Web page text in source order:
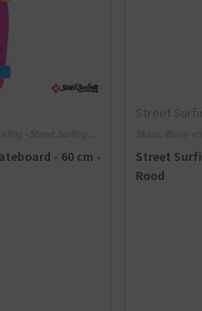
- Street Surfing
- 60 cm -
Street
Skate, Wave-
Street
Rood